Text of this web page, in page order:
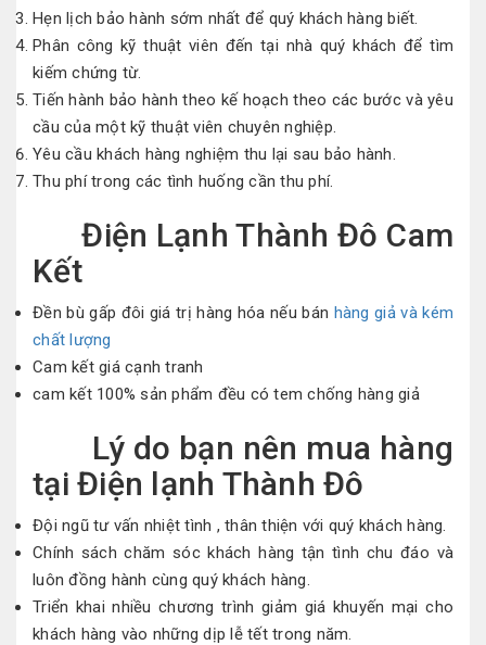
Hẹn lịch bảo hành sớm nhất để quý khách hàng biết.
Phân công kỹ thuật viên đếntại nhà quý khách để tìm
kiếm chứng từ.
Tiến hành bảo hành theo kế hoạch theo các bước và yêu
cầu của một kỹ thuật viên chuyên nghiệp.
Yêu cầu khách hàng nghiệm thu lại sau bảo hành.
Thu phí trong các tình huống cần thu phí.
Điện Lạnh Thành Đô Cam
Kết
Đền bù gấp đôi giá trị hàng hóa nếu bán hàng giả và kém
chất lượng
Cam kết giá cạnh tranh
cam kết 100% sản phẩm đều có tem chống hàng giả
Lý do bạn nên mua hàng
tại Điện lạnh Thành Đô
Đội ngũ tư vấn nhiệt tình , thân thiện với quý khách hàng.
Chính sách chăm sóc khách hàng tận tình chu đáo và
luôn đồng hành cùng quý khách hàng.
Triển khai nhiều chương trình giảm giá khuyến mại cho
khách hàng vào những dịp lễ tết trong năm.